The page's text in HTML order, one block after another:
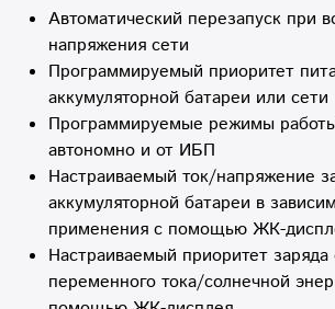
Автоматический перезапуск при
напряжения сети
Программируемый приоритет
аккумуляторной батареи или сети
Программируемые режимы
автономно и от ИБП
Настраиваемый ток/напряжение
аккумуляторной батареи в
применения с помощью ЖК-
Настраиваемый приоритет заряда
переменного тока/солнечной